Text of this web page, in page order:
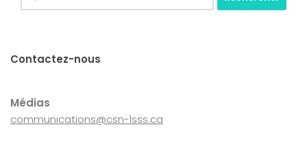
Contactez-nous
Médias
communications@csn-lsss.ca